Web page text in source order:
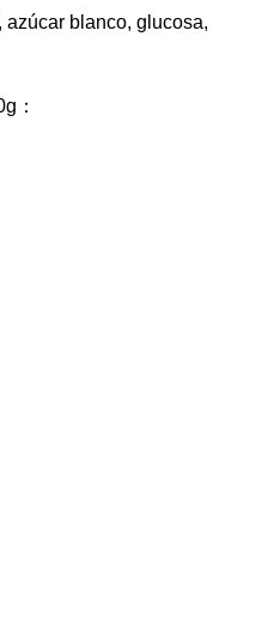
azúcar blanco, glucosa,
：